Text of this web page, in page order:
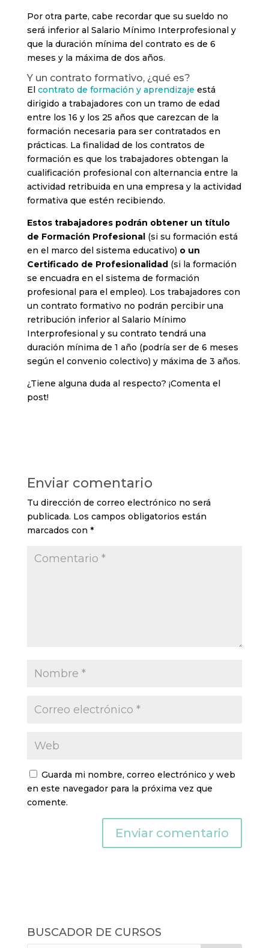
Por otra parte, cabe recordar que su sueldo no
será inferior al Salario Mínimo Interprofesional y
que la duración mínima del contrato es de 6
meses y la máxima de dos años.
Y un contrato formativo, ¿qué es?
El contrato de formación y aprendizaje está
dirigido a trabajadores con un tramo de edad
entre los 16 y los 25 años que carezcan de la
formación necesaria para ser contratados en
prácticas. La finalidad de los contratos de
formación es que los trabajadores obtengan la
cualificación profesional con alternancia entre la
actividad retribuida en una empresa y la actividad
formativa que estén recibiendo.
Estos trabajadores podrán obtener un título
de Formación Profesional(si su formación está
en el marco del sistema educativo) o un
Certificado de Profesionalidad(si la formación
se encuadra en el sistema de formación
profesional para el empleo). Los trabajadores con
un contrato formativo no podrán percibir una
retribución inferior al Salario Mínimo
Interprofesional y su contrato tendrá una
duración mínima de 1 año (podría ser de 6 meses
según el convenio colectivo) y máxima de 3 años.
¿Tiene alguna duda al respecto? ¡Comenta el
post!
Enviar comentario
Tu dirección de correo electrónico no será
publicada. Los campos obligatorios están
marcados con *
Guarda mi nombre, correo electrónico y web
en este navegador para la próxima vez que
comente.
BUSCADOR DE CURSOS